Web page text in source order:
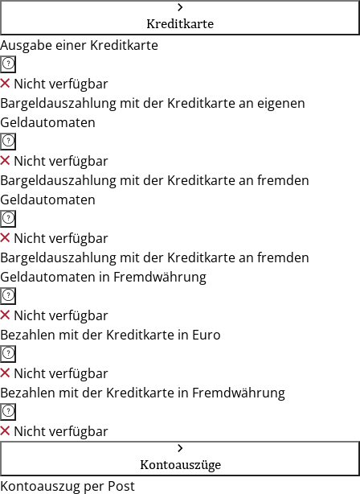
Kreditkarte
Ausgabe einer Kreditkarte
Nicht verfügbar
Bargeldauszahlung mit der Kreditkarte an eigenen
Geldautomaten
Nicht verfügbar
Bargeldauszahlung mit der Kreditkarte an fremden
Geldautomaten
Nicht verfügbar
Bargeldauszahlung mit der Kreditkarte an fremden
Geldautomaten in Fremdwährung
Nicht verfügbar
Bezahlen mit der Kreditkarte in Euro
Nicht verfügbar
Bezahlen mit der Kreditkarte in Fremdwährung
Nicht verfügbar
Kontoauszüge
Kontoauszug per Post